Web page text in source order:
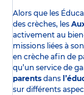
Alors que les
des crèches, les
activement au
missions liées à son
en crèche afin de
qu’un service de
parents dans
sur différents